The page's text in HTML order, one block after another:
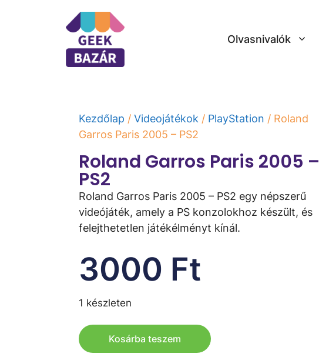
Olvasnivalók
Kezdőlap /Videojátékok / PlayStation / Roland
Garros Paris 2005 – PS2
Roland Garros Paris 2005 –
PS2
Roland Garros Paris 2005 – PS2 egy népszerű
videójáték, amely a PS konzolokhoz készült, és
felejthetetlen játékélményt kínál.
3000 Ft
1 készleten
Kosárba teszem